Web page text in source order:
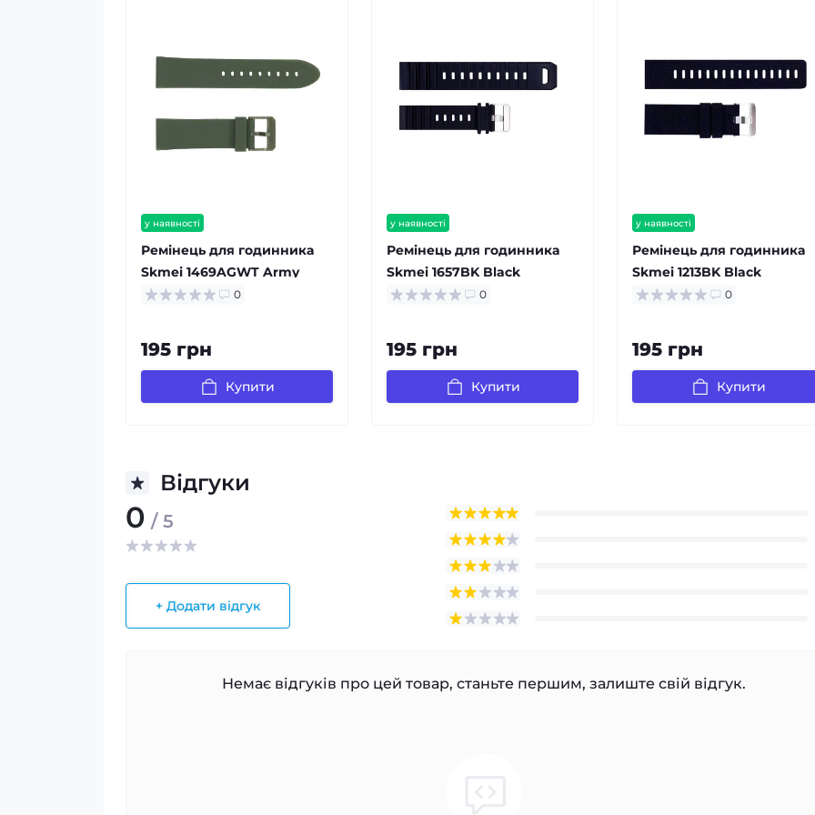
у наявності
Ремінець для годинника
Skmei 1469AGWT Army
Green-White 0
195 грн
Купити
у наявності
Ремінець для годинника
Skmei 1657BK Black
0
195 грн
Купити
у наявності
Ремінець для годинника
Skmei 1213BK Black
0
195 грн
Купити
Відгуки
0 / 5
+ Додати відгук
Немає відгуків про цей товар, станьте першим, залиште свій відгук.